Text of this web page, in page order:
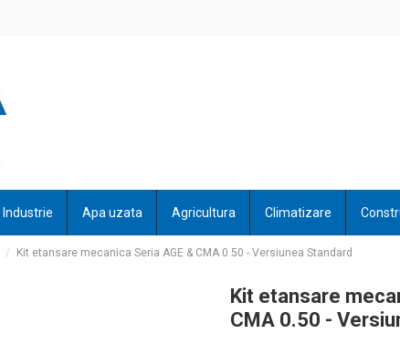
Industrie Apa uzata Agricultura Climatizare
Kit etansare mecanica Seria AGE & CMA 0.50 - Versiunea Standard
Kit etansare
CMA 0.50 -